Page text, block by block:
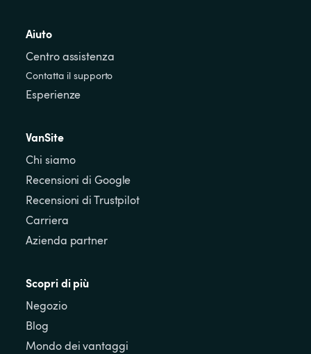
Aiuto
Centro assistenza
Contatta il supporto
Esperienze
VanSite
Chi siamo
Recensioni di Google
Recensioni di Trustpilot
Carriera
Azienda partner
Scopri di più
Negozio
Blog
Mondo dei vantaggi